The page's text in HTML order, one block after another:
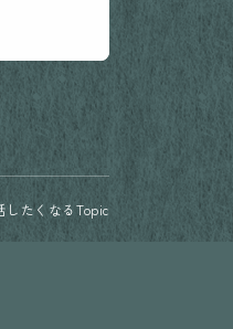
したくなるTopic